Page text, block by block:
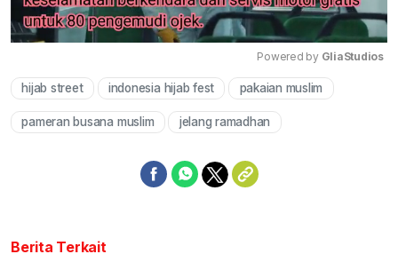
Mute
Powered by GliaStudios
hijab street indonesia hijab fest pakaian muslim
pameran busana muslim jelang ramadhan
Berita Terkait